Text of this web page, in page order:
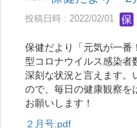
投稿日時 : 2022/02/01
保健だより「元気が一番
型コロナウイルス感染者
深刻な状況と言えます。
ので、毎日の健康観察を
お願いします！
２月号.pdf